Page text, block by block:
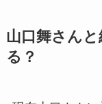
山口舞さん
る？